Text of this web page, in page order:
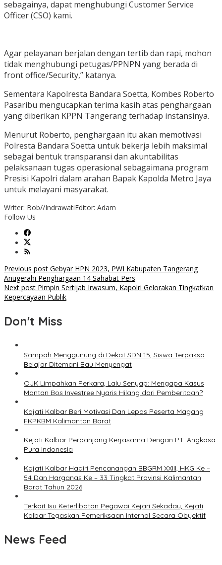
sebagainya, dapat menghubungi Customer Service
Officer (CSO) kami.
Agar pelayanan berjalan dengan tertib dan rapi, mohon
tidak menghubungi petugas/PPNPN yang berada di
front office/Security,” katanya.
Sementara Kapolresta Bandara Soetta, Kombes Roberto
Pasaribu mengucapkan terima kasih atas penghargaan
yang diberikan KPPN Tangerang terhadap instansinya.
Menurut Roberto, penghargaan itu akan memotivasi
Polresta Bandara Soetta untuk bekerja lebih maksimal
sebagai bentuk transparansi dan akuntabilitas
pelaksanaan tugas operasional sebagaimana program
Presisi Kapolri dalam arahan Bapak Kapolda Metro Jaya
untuk melayani masyarakat.
Writer: Bob//IndrawatiEditor: Adam
Follow Us
Post
navigation
Previous post Gebyar HPN 2023, PWI Kabupaten Tangerang
Anugerahi Penghargaan 14 Sahabat Pers
Next post Pimpin Sertijab Irwasum, Kapolri Gelorakan Tingkatkan
Kepercayaan Publik
Don't Miss
Sampah Menggunung di Dekat SDN 15, Siswa Terpaksa
Belajar Ditemani Bau Menyengat
OJK Limpahkan Perkara, Lalu Senyap: Mengapa Kasus
Mantan Bos Investree Nyaris Hilang dari Pemberitaan?
Kajati Kalbar Beri Motivasi Dan Lepas Peserta Magang
FKPKBM Kalimantan Barat
Kejati Kalbar Perpanjang Kerjasama Dengan PT. Angkasa
Pura Indonesia
Kajati Kalbar Hadiri Pencanangan BBGRM XXIII, HKG Ke –
54 Dan Harganas Ke – 33 Tingkat Provinsi Kalimantan
Barat Tahun 2026
Terkait Isu Keterlibatan Pegawai Kejari Sekadau, Kejati
Kalbar Tegaskan Pemeriksaan Internal Secara Obyektif
News Feed